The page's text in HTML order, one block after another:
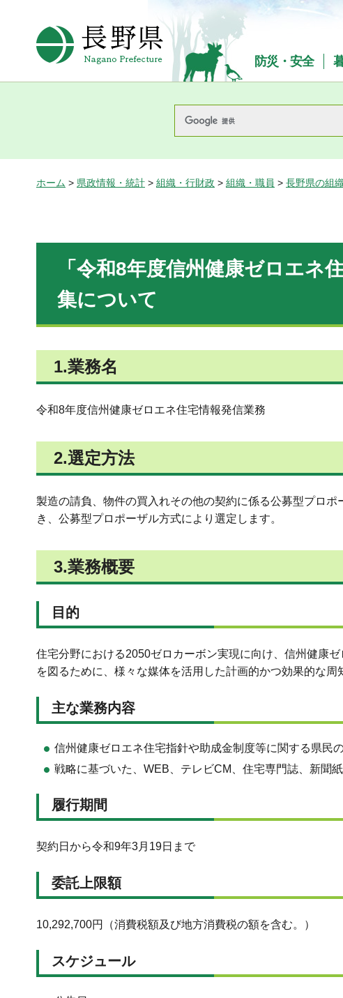
長野県Nagano Prefecture
防災・安全
ホーム > 県政情報・統計 > 組織・行財政 > 組織・職員 > 長野県の組
「令和8年度信州健康ゼロエネ
集について
1.業務名
令和8年度信州健康ゼロエネ住宅情報発信業務
2.選定方法
製造の請負、物件の買入れその他の契約に係る公募型プロ
き、公募型プロポーザル方式により選定します。
3.業務概要
目的
住宅分野における2050ゼロカーボン実現に向け、信州健康
を図るために、様々な媒体を活用した計画的かつ効果的な周
主な業務内容
信州健康ゼロエネ住宅指針や助成金制度等に関する県民
戦略に基づいた、WEB、テレビCM、住宅専門誌、新聞
履行期間
契約日から令和9年3月19日まで
委託上限額
10,292,700円（消費税額及び地方消費税の額を含む。）
スケジュール